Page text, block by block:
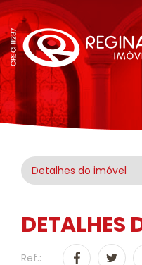
Detalhes do imóvel
DETALHES
Ref.: